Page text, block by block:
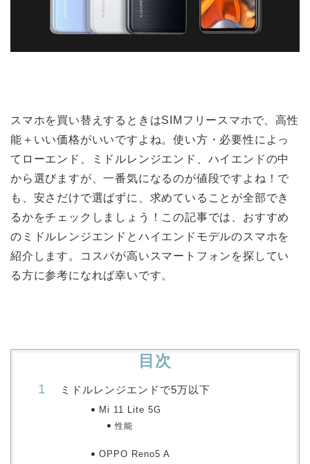
スマホを買い替えするときはSIMフリースマホで、高性
能＋いい価格がいいですよね。使い方・必要性によっ
てローエンド、ミドルレンジエンド、ハイエンドの中
から選びますが、一番気になるのが値段ですよね！で
も、安さだけで選ばずに、求めていることが全部でき
るかをチェックしましょう！この記事では、おすすめ
のミドルレンジエンドとハイエンドモデルのスマホを
紹介します。コスパが高いスマートフォンを探してい
る方に参考になれば幸いです。
目次
ミドルレンジエンドで5万以下
Mi 11 Lite 5G
性能
OPPO Reno5 A